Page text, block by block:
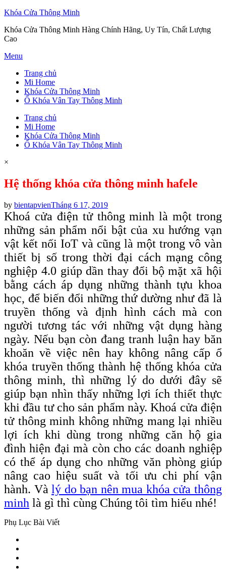
Khóa Cửa Thông Minh
Khóa Cửa Thông Minh Hàng Chính Hãng, Uy Tín, Chất Lượng
Cao
Skip
content
Menu
Trang chủ
Mi Home
Khóa Cửa Thông Minh
Ổ Khóa Vân Tay Thông Minh
Trang chủ
Mi Home
Khóa Cửa Thông Minh
Ổ Khóa Vân Tay Thông Minh
×
Hệ thống khóa cửa thông minh hafele
by bientapvienPosted
on
Tháng 6 17, 2019
Khoá cửa điện tử thông minh là một trong
những sản phẩm nổi bật của xu hướng vạn
vật kết nối IoT và cũng là một trong vô vàn
thiết bị số trong thời đại cách mạng công
nghiệp 4.0 giúp dần thay đổi bộ mặt xã hội
bằng cách áp dụng những thành tựu khoa
học, để biến đổi những thứ dường như đã là
truyền thống và định hình cách mà con
người tương tác với những vật dụng hàng
ngày. Nếu bạn còn đang tranh luận hay băn
khoăn về việc nên hay không nâng cấp ổ
khóa truyền thống thành hệ thống khóa cửa
thông minh, thì những lý do dưới đây sẽ
giúp bạn nhìn thấy những lợi ích thiết thực
khi đầu tư cho sản phẩm này. Khoá cửa điện
tử thông minh không những mang lại nhiều
lợi ích khi dùng trong những căn hộ gia
đình hiện đại mà còn cho các doanh nghiệp
có thể áp dụng cho những văn phòng giúp
nâng cao hiệu suất và tối ưu chi phí vận
hành. Vàlý do bạn nên mua khóa cửa thông
minh là gì thì cùng Chúng tôi tìm hiểu nhé!
Phụ Lục Bài Viết